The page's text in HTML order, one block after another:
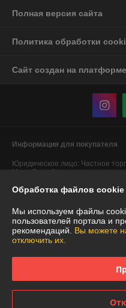
Полная версия сайта
Политика обработки
Сайт создан на
Информация для покупателя
Юридическое лицо: Частное
"АннаДекор"
УНП: 290487319
Регистрационный орган:
Дата регистрации компании:
Местонахождение книги жалоб
Обработка файлов cookie
Мы используем файлы
пользователей портала и
рекомендаций. Вы можете
отключить их.